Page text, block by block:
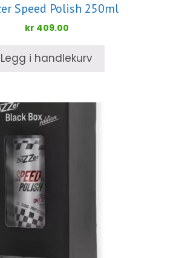
Speed Polish 250ml
kr 409.00
Legg i handlekurv